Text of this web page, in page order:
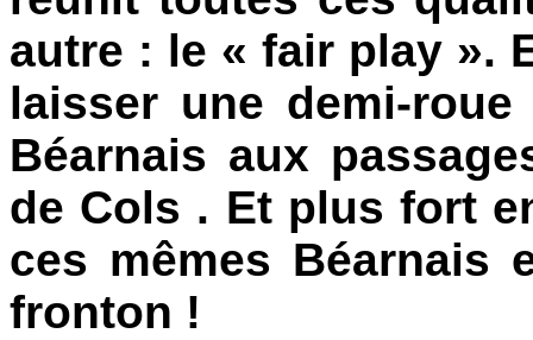
autre : le « fair play ».
laisser une demi-
Béarnais aux
de Cols . Et plus fort
ces mêmes Béarnais
fronton !